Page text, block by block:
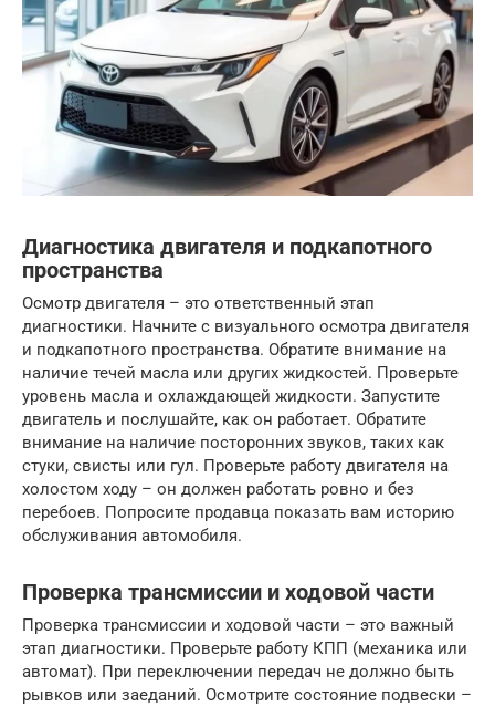
Диагностика двигателя и подкапотного
пространства
Осмотр двигателя – это ответственный этап
диагностики. Начните с визуального осмотра двигателя
и подкапотного пространства. Обратите внимание на
наличие течей масла или других жидкостей. Проверьте
уровень масла и охлаждающей жидкости. Запустите
двигатель и послушайте, как он работает. Обратите
внимание на наличие посторонних звуков, таких как
стуки, свисты или гул. Проверьте работу двигателя на
холостом ходу – он должен работать ровно и без
перебоев. Попросите продавца показать вам историю
обслуживания автомобиля.
Проверка трансмиссии и ходовой части
Проверка трансмиссии и ходовой части – это важный
этап диагностики. Проверьте работу КПП (механика или
автомат). При переключении передач не должно быть
рывков или заеданий. Осмотрите состояние подвески –